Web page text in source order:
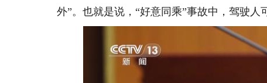
外”。也就是说，“好意同乘”事故中，驾驶人